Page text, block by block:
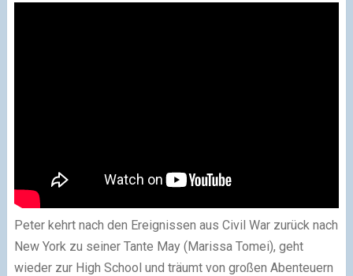
Peter kehrt nach den Ereignissen aus Civil War zurück nach
New York zu seiner Tante May (Marissa Tomei), geht
wieder zur High School und träumt von großen Abenteuern